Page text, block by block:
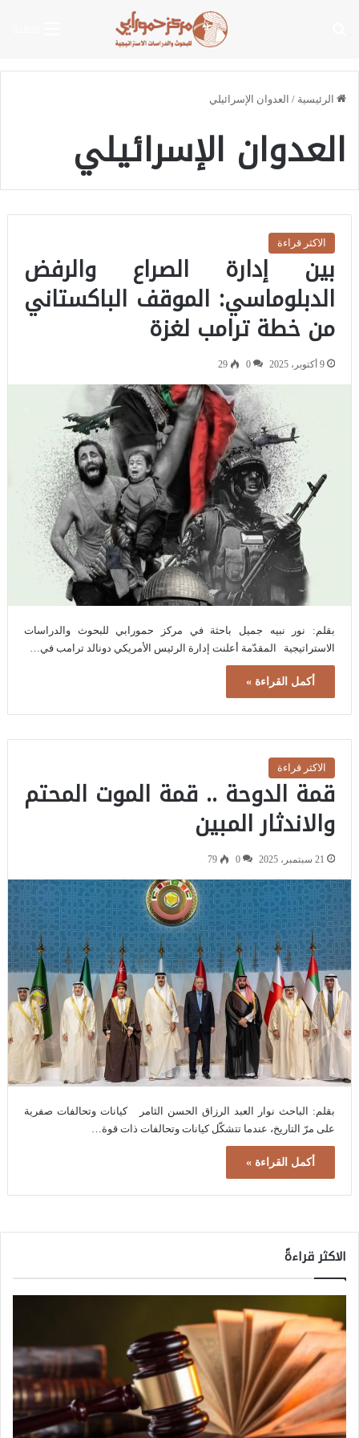
الرئيسية / العدوان الإسرائيلي
العدوان الإسرائيلي
الاكثر قراءة
بين إدارة الصراع والرفض
الدبلوماسي: الموقف الباكستاني
من خطة ترامب لغزة
9 أكتوبر، 2025 0
29
بقلم: نور نبيه جميل باحثة في مركز حمورابي للبحوث والدراسات
الاستراتيجية المقدّمة أعلنت إدارة الرئيس الأمريكي دونالد ترامب في…
أكمل القراءة »
الاكثر قراءة
قمة الدوحة .. قمة الموت المحتم
والاندثار المبين
21 سبتمبر، 2025 0
79
بقلم: الباحث نوار العبد الرزاق الحسن الثامر كيانات وتحالفات صفرية
على مرّ التاريخ، عندما تتشكّل كيانات وتحالفات ذات قوة…
أكمل القراءة »
الاكثر قراءةً